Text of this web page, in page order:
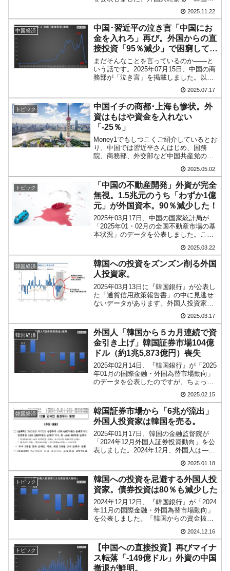
国の過剰生産が世界を蝕む。
『Money1』
韓国製造業「半導体絶好調」のウラで他業種
は全般的「不調」⇒ PSIが示す現況は決して良くない。
『Money1』
【米韓激突案件】韓国消費者院が『クーパ
ン』1人当たり賠償10万ウォンを認定 ⇒ 総額3兆7,000億
『Money1』
韓国型イージス搭載の次世代駆逐艦
「KDDX」1番艦、2032年竣工と公示
『Money1』
【対日本円】ウォン安が急進！ 日米の協調に
韓国がいっちょがみしたのでは。
す。2025年10月株式：30.2億ドル債
券：-7.2億ドル小計：22.9億ドル※...
2025.11.22
中国経済
中国･習近平の泣き言「中国にお
金を入れろ」再び。外国からの直
接投資「95％減少」で困窮してい
る
まだそんなことを言っているのか――と
いう話です。2025年07月15日、中国の商
務部が「泣き言」を掲載しました。以下
の小見出しまで飛ばしても大丈夫で
す）。『求是』誌、習近平総書記の重要
論文「断固として高水...
2025.07.17
トピック
中国イチの商都･上海も惨状。外
資はもはや資金を入れない
「-25％」
Money1でもしつこくご紹介しているとお
り、中国では習近平さんはじめ、国務
院、商務部、外交部など中国共産党の上
適」と声高にウソをいい続けています。
それだけお金が回らなくて二進も三進も
行かなくなっているわけ...
2025.05.02
トピック
「中国の不動産開発」外資が完全
無視。1.5兆元のうち「わずか1億
元」が外国資本。90％減少した！
2025年03月17日、中国の国家統計局が
「2025年01・02月の全国不動産市場の基
本状況」のデータを公表しました。この
介します。まず、全般状況として中国の
不動産投資の数字ですが、以下をご覧く
ださい。1...
2025.03.22
韓国経済
韓国への投資をズンズン削る外国
人投資家。
2025年03月13日に『韓国銀行』が公表し
た「通貨信用政策報告書」の中に見逃せ
ないデータがあります。外国人投資家が
したのか――の動向を示しています。以
下をご覧ください。データ出典：『韓国
銀行』「通貨信用...
2025.03.17
韓国経済
外国人「韓国から５カ月連続で資
金引き上げ」韓国証券市場104億
ドル（約1兆5,873億円）喪失
2025年02月14日、『韓国銀行』が「2025
年01月の国際金融・外国為替市場動向」
のデータを公表したのですが、ちょっと
れるこの資料の中には「外国人投資家が
韓国の株式市場・債券市場にどのように
資金を投じ...
2025.02.15
韓国経済
韓国証券市場から「6兆が流出」
外国人投資家は韓国を売る。
2025年01月17日、韓国の金融監督院が
「2024年12月外国人証券投資動向」を公
表しました。2024年12月、外国人は――
場債券：2兆3,810億ウォンを純償還合
計：6兆300億ウォンの純流出株...
2025.01.18
トピック
韓国への投資を忌避する外国人投
資家。債券投資は80％も減少した
2024年12月12日、『韓国銀行』が「2024
年11月の国際金融・外国為替市場動向」
を公表しました。「韓国からの資金抜
紹介します。株式市場と債券市場におけ
る、外国人投資家の資金投入を示してい
ます。※数字...
2024.12.16
トピック
【中国への直接投資】再びマイナ
ス転落「-149億ドル」外資の中国
撤退が鮮明。